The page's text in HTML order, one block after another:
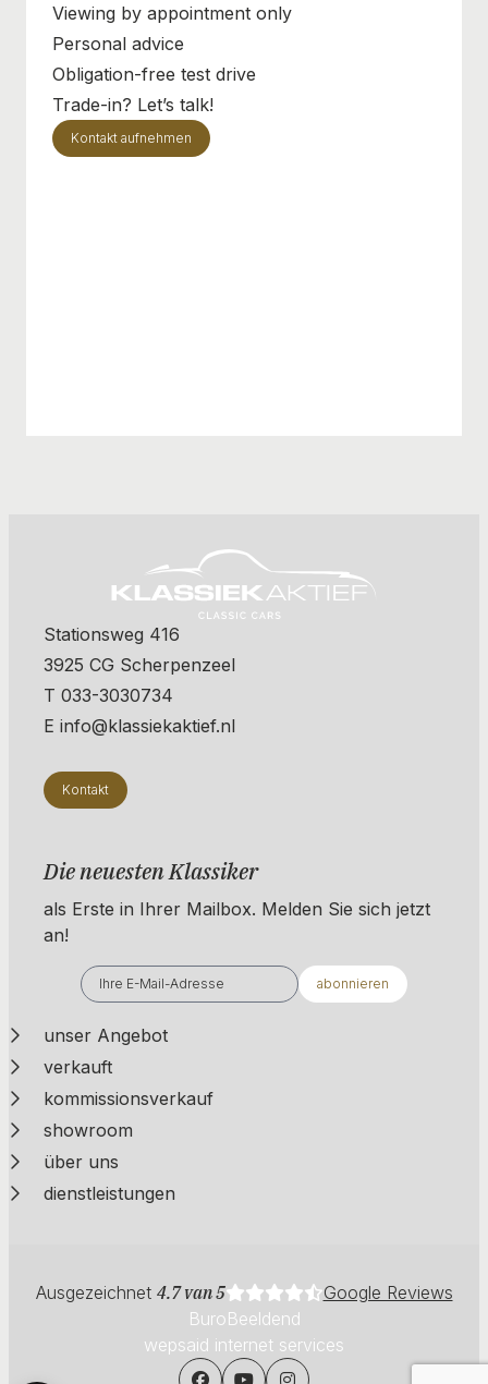
Viewing by appointment only
Personal advice
Obligation-free test drive
Trade-in? Let’s talk!
Kontakt aufnehmen
Stationsweg 416
3925 CG Scherpenzeel
T 033-3030734
E info@klassiekaktief.nl
Kontakt
Die neuesten Klassiker
als Erste in Ihrer Mailbox. ​​​​​​Melden Sie sich jetzt
an!
abonnieren
unser Angebot
verkauft
kommissionsverkauf
showroom
über uns
dienstleistungen
Ausgezeichnet 4.7 van 5
Google Reviews
BuroBeeldend
wepsaid internet services